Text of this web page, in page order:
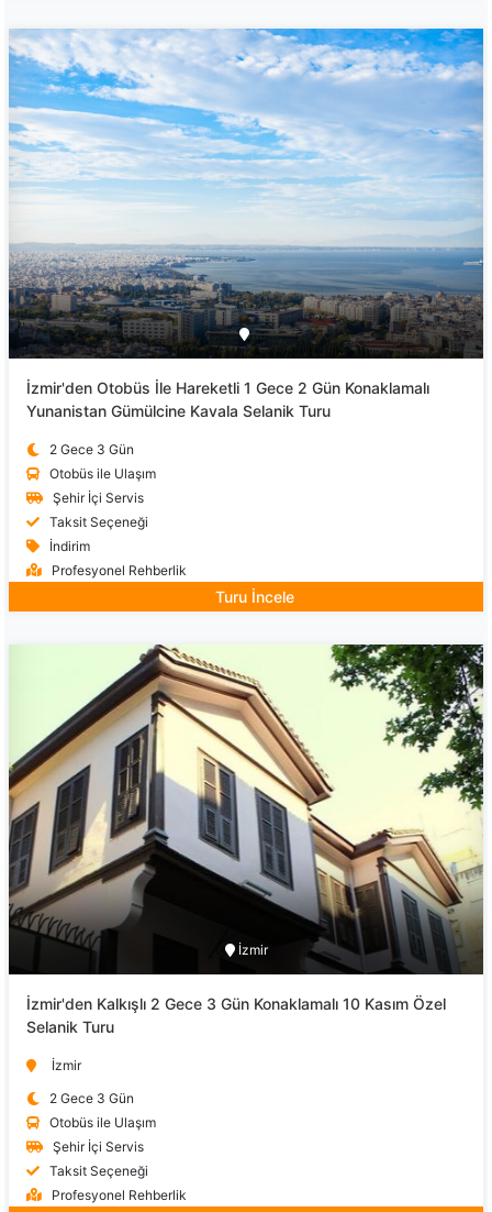
İzmir'den Otobüs İle Hareketli 1 Gece 2 Gün Konaklamalı
Yunanistan Gümülcine Kavala Selanik Turu
2 Gece 3 Gün
Otobüs ile Ulaşım
Şehir İçi Servis
Taksit Seçeneği
İndirim
Profesyonel Rehberlik
Turu İncele
İzmir
İzmir'den Kalkışlı 2 Gece 3 Gün Konaklamalı 10 Kasım Özel
Selanik Turu
İzmir
2 Gece 3 Gün
Otobüs ile Ulaşım
Şehir İçi Servis
Taksit Seçeneği
Profesyonel Rehberlik